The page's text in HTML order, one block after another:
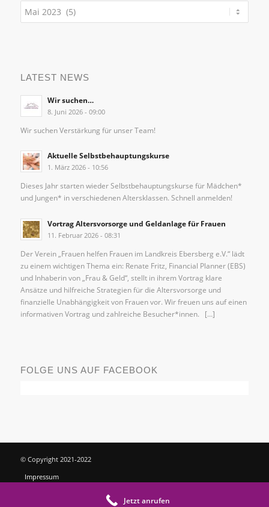
LATEST NEWS
Wir suchen…
8. Juni 2026 - 09:00
Wir suchen Verstärkung für unser Team!
Aktuelle Selbstbehauptungskurse
1. März 2026 - 10:56
Dieses Jahr starten wieder Selbstbehauptungskurse für Mädchen*
und Jungen* in verschiedenen Altersklassen. Schnell anmelden!
Vortrag Altersvorsorge und Geldanlage für Frauen
11. Februar 2026 - 08:31
Der Verein „Frauen helfen Frauen im Landkreis Ebersberg e.V.“ lädt
zu einem wichtigen Thema ein: Renate Fritz, Financial Planner (EBS)
und Inhaberin von „Frau & Geld“, stellt in ihrem Vortrag klare
Ansätze und hilfreiche Strategien für die Altersvorsorge und
finanzielle Unabhängigkeit von Frauen vor. Wir freuen uns auf einen
informativen Vortrag und zahlreiche Besucher*innen. […]
FOLGE UNS AUF FACEBOOK
© Copyright 2021-2022
Impressum
Jetzt anrufen